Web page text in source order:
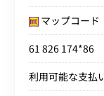
マップコード
61 826 174*86
利用可能な支払